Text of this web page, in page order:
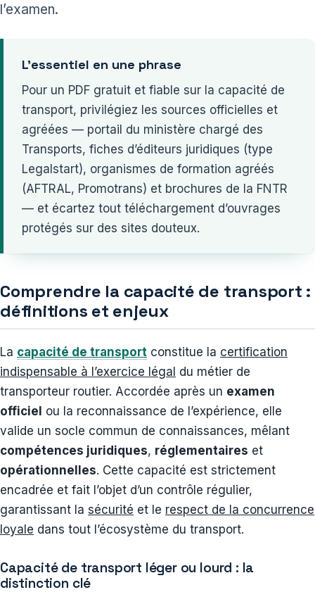
l’examen.
L’essentiel en une phrase
Pour un PDF gratuit et fiable sur la capacité de
transport, privilégiez les sources officielles et
agréées — portail du ministère chargé des
Transports, fiches d’éditeurs juridiques (type
Legalstart), organismes de formation agréés
(AFTRAL, Promotrans) et brochures de la FNTR
— et écartez tout téléchargement d’ouvrages
protégés sur des sites douteux.
Comprendre la capacité de transport :
définitions et enjeux
La capacité de transport constitue la certification
indispensable à l’exercice légal du métier de
transporteur routier. Accordée après un examen
officiel ou la reconnaissance de l’expérience, elle
valide un socle commun de connaissances, mêlant
compétences juridiques, réglementaires et
opérationnelles. Cette capacité est strictement
encadrée et fait l’objet d’un contrôle régulier,
garantissant la sécurité et le respect de la concurrence
loyale dans tout l’écosystème du transport.
Capacité de transport léger ou lourd : la
distinction clé